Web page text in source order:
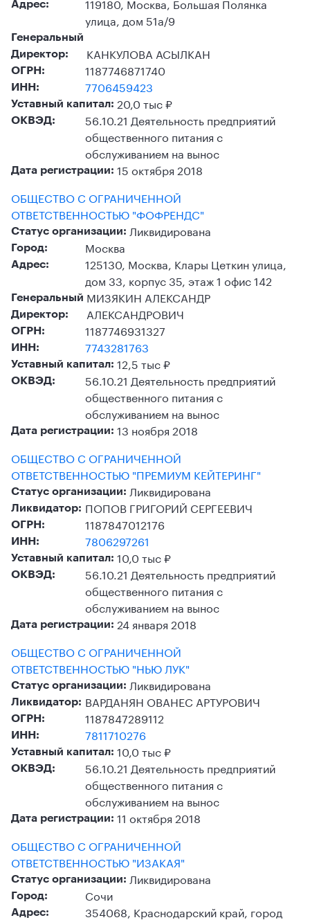
Адрес:
улица, дом 51а/9
Генеральный
Директор:
КАНКУЛОВА АСЫЛКАН
ОГРН: 1187746871740
ИНН: 7706459423
Уставный капитал: 20,0 тыс ₽
ОКВЭД:
56.10.21 Деятельность предприятий
общественного питания с
обслуживанием на вынос
Дата регистрации: 15 октября 2018
ОБЩЕСТВО С ОГРАНИЧЕННОЙ
ОТВЕТСТВЕННОСТЬЮ "ФОФРЕНДС"
Статус организации: Ликвидирована
Город: Москва
Адрес:
125130, Москва, Клары Цеткин улица,
дом 33, корпус 35, этаж 1 офис 142
Генеральный
Директор:
МИЗЯКИН АЛЕКСАНДР
АЛЕКСАНДРОВИЧ
ОГРН: 1187746931327
ИНН: 7743281763
Уставный капитал: 12,5 тыс ₽
ОКВЭД:
56.10.21 Деятельность предприятий
общественного питания с
обслуживанием на вынос
Дата регистрации: 13 ноября 2018
ОБЩЕСТВО С ОГРАНИЧЕННОЙ
ОТВЕТСТВЕННОСТЬЮ "ПРЕМИУМ КЕЙТЕРИНГ"
Статус организации: Ликвидирована
Ликвидатор: ПОПОВ ГРИГОРИЙ СЕРГЕЕВИЧ
ОГРН: 1187847012176
ИНН: 7806297261
Уставный капитал: 10,0 тыс ₽
ОКВЭД:
56.10.21 Деятельность предприятий
общественного питания с
обслуживанием на вынос
Дата регистрации: 24 января 2018
ОБЩЕСТВО С ОГРАНИЧЕННОЙ
ОТВЕТСТВЕННОСТЬЮ "НЬЮ ЛУК"
Статус организации: Ликвидирована
Ликвидатор: ВАРДАНЯН ОВАНЕС АРТУРОВИЧ
ОГРН: 1187847289112
ИНН: 7811710276
Уставный капитал: 10,0 тыс ₽
ОКВЭД:
56.10.21 Деятельность предприятий
общественного питания с
обслуживанием на вынос
Дата регистрации: 11 октября 2018
ОБЩЕСТВО С ОГРАНИЧЕННОЙ
ОТВЕТСТВЕННОСТЬЮ "ИЗАКАЯ"
Статус организации: Ликвидирована
Город: Сочи
Адрес:
354068, Краснодарский край, город